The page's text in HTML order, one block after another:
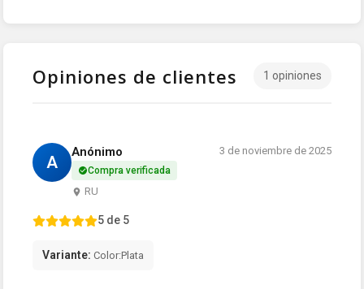
Opiniones de clientes 1 opiniones
A
Anónimo
Compra verificada
RU
3 de noviembre de 2025
5 de 5
Variante: Color:Plata